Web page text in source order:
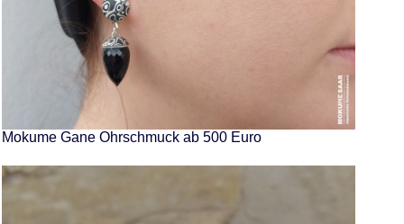
Mokume Gane Ohrschmuck ab 500 Euro